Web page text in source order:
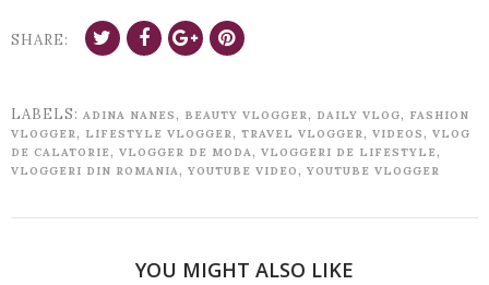
SHARE:
LABELS: ADINA NANES , BEAUTY VLOGGER, DAILY VLOG, FASHION
VLOGGER, LIFESTYLE VLOGGER, TRAVEL VLOGGER, VIDEOS , VLOG
DE CALATORIE , VLOGGER DE MODA, VLOGGERI DE LIFESTYLE ,
VLOGGERI DIN ROMANIA, YOUTUBE VIDEO , YOUTUBE VLOGGER
YOU MIGHT ALSO LIKE